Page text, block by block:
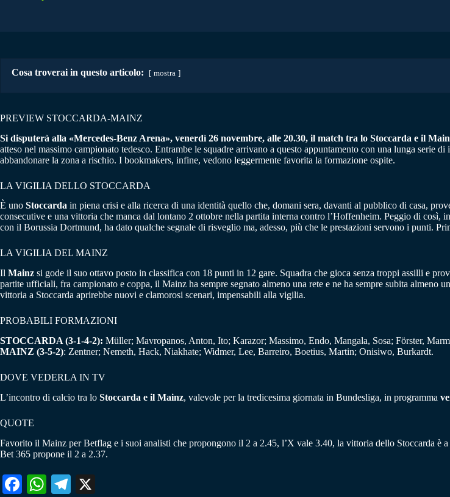
Cosa troverai in questo articolo: mostra
PREVIEW STOCCARDA-MAINZ
Si disputerà alla «Mercedes-Benz Arena», venerdì 26 novembre, alle 20.30, il match tra lo Stoccarda e il
atteso nel massimo campionato tedesco. Entrambe le squadre arrivano a questo appuntamento con una lunga
abbandonare la zona a rischio. I bookmakers, infine, vedono leggermente favorita la formazione ospite.
LA VIGILIA DELLO STOCCARDA
È uno Stoccarda in piena crisi e alla ricerca di una identità quello che, domani sera, davanti al pubblico di casa,
consecutive e una vittoria che manca dal lontano 2 ottobre nella partita interna contro l’Hoffenheim. Peggio di così,
con il Borussia Dortmund, ha dato qualche segnale di risveglio ma, adesso, più che le prestazioni servono i punti.
LA VIGILIA DEL MAINZ
Il Mainz si gode il suo ottavo posto in classifica con 18 punti in 12 gare. Squadra che gioca senza troppi assilli e
partite ufficiali, fra campionato e coppa, il Mainz ha sempre segnato almeno una rete e ne ha sempre subita almeno
vittoria a Stoccarda aprirebbe nuovi e clamorosi scenari, impensabili alla vigilia.
PROBABILI FORMAZIONI
STOCCARDA (3-1-4-2): Müller; Mavropanos, Anton, Ito; Karazor; Massimo, Endo, Mangala, Sosa; Förster,
MAINZ (3-5-2): Zentner; Nemeth, Hack, Niakhate; Widmer, Lee, Barreiro, Boetius, Martin; Onisiwo, Burkardt.
DOVE VEDERLA IN TV
L’incontro di calcio tra lo Stoccarda e il Mainz, valevole per la tredicesima giornata in Bundesliga, in programma
QUOTE
Favorito il Mainz per Betflag e i suoi analisti che propongono il 2 a 2.45, l’X vale 3.40, la vittoria dello Stoccarda è a
Bet 365 propone il 2 a 2.37.
Fa W
Te